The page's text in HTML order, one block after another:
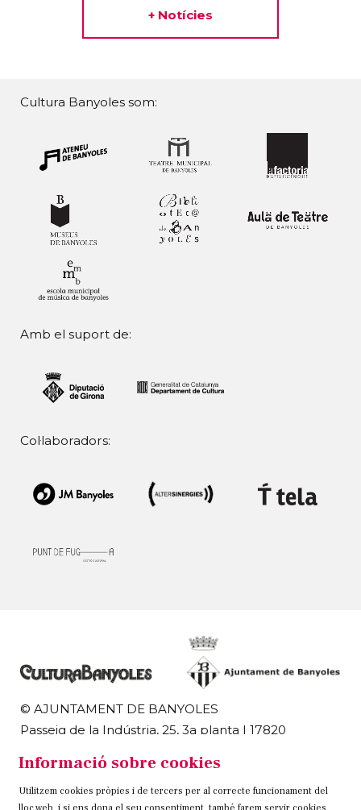
+ Notícies
Cultura Banyoles som:
Amb el suport de:
Col·laboradors:
© AJUNTAMENT DE BANYOLES
Passeig de la Indústria, 25, 3a planta | 17820
972 58 18 48 | 972 57 00 50
Sitemap Avís Legal Ús de Cookies Contacteu
Informació sobre cookies
Utilitzem cookies pròpies i de tercers per al correcte funcionament del